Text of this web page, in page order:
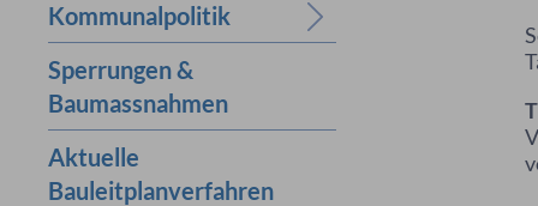
Kommunalpolitik
Sperrungen &
Baumassnahmen
Aktuelle
Bauleitplanverfahren